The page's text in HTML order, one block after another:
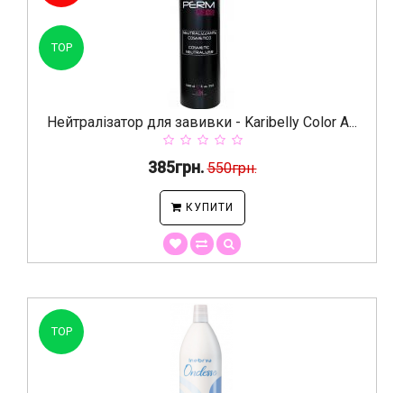
TOP
Нейтралізатор для завивки - Karibelly Color A...
385грн. 550грн.
КУПИТИ
TOP